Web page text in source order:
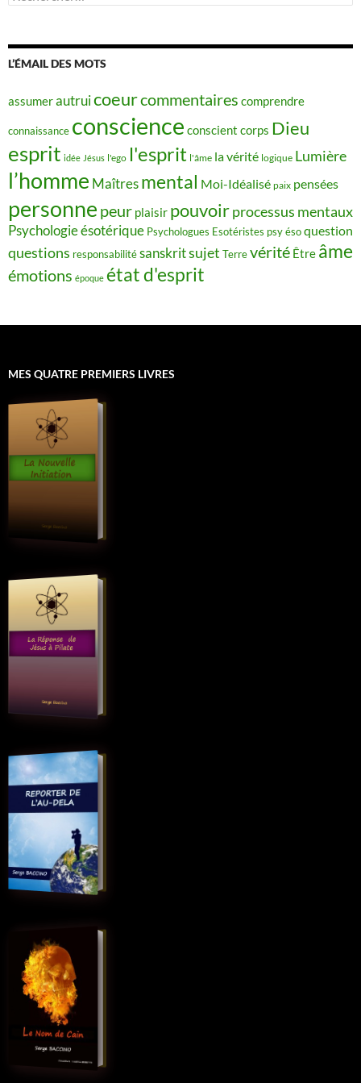
L’ÉMAIL DES MOTS
assumerautruicoeurcommentaires comprendre
connaissance conscience conscient corps Dieu
esprit idée Jésus l'ego l'esprit l'âme la vérité logique Lumière
l’homme Maîtres mental Moi-Idéalisé paix pensées
personne peur plaisir pouvoirprocessus mentaux
Psychologie ésotérique Psychologues Esotéristes psy ésoquestion
questions responsabilitésanskritsujet Terrevérité Être âme
émotions époque état d'esprit
MES QUATRE PREMIERS LIVRES